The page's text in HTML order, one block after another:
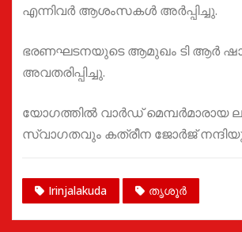
എന്നിവർ ആശംസകൾ അർപ്പിച്ചു.
ഭരണഘടനയുടെ ആമുഖം ടി ആർ
അവതരിപ്പിച്ചു.
യോഗത്തിൽ വാർഡ് മെമ്പർമാരായ
സ്വാഗതവും കത്രീന ജോർജ്
Irinjalakuda തൃശൂർ